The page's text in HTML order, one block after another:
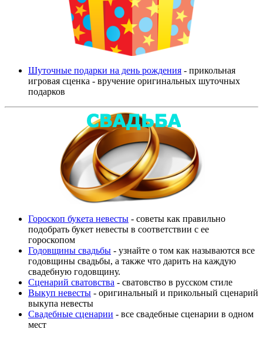
Шуточные подарки на день рождения - прикольная
игровая сценка - вручение оригинальных шуточных
подарков
Гороскоп букета невесты - советы как правильно
подобрать букет невесты в соответствии с ее
гороскопом
Годовщины свадьбы - узнайте о том как называются все
годовщины свадьбы, а также что дарить на каждую
свадебную годовщину.
Сценарий сватовства - сватовство в русском стиле
Выкуп невесты - оригинальный и прикольный сценарий
выкупа невесты
Свадебные сценарии - все свадебные сценарии в одном
мест